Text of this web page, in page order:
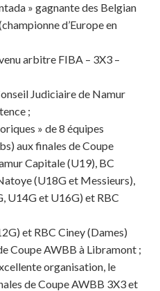
» gagnante des Belgian
d’Europe en
arbitre FIBA – 3X3 –
Judiciaire de Namur
;
» de 8 équipes
aux finales de Coupe
Capitale (U19), BC
(U18G et Messieurs),
U14G et U16G) et RBC
et RBC Ciney (Dames)
Coupe AWBB à Libramont ;
organisation, le
de Coupe AWBB 3X3 et